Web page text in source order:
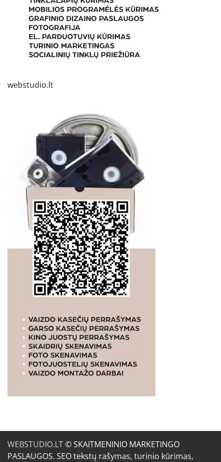
webstudio.lt
WEBSTUDIO.LT© SKAITMENINIO MARKETINGO
PASLAUGOS. SEO tekstų rašymas, turinio kūrimas,